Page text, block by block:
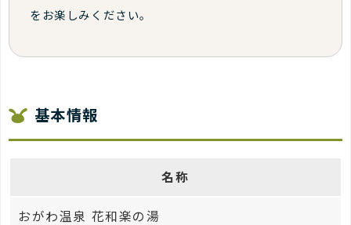
をお楽しみください。
基本情報
名称
おがわ温泉 花和楽の湯